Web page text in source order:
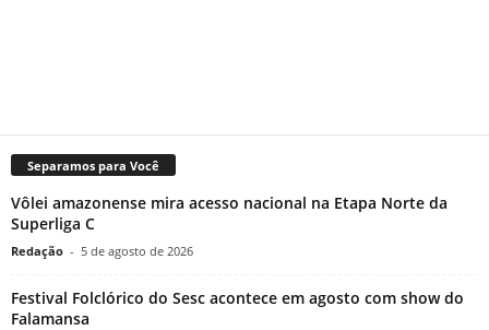
Separamos para Você
Vôlei amazonense mira acesso nacional na Etapa Norte da
Superliga C
Redação - 5 de agosto de 2026
Festival Folclórico do Sesc acontece em agosto com show do
Falamansa